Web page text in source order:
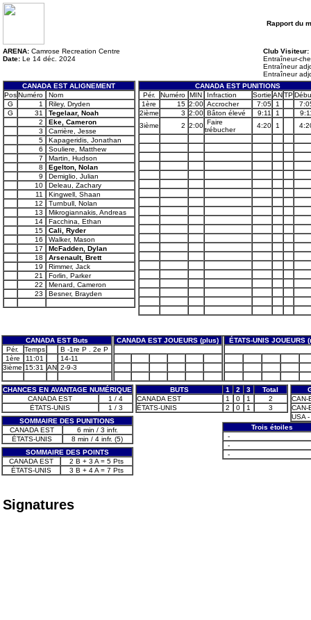
Rapport du
ARENA: Camrose Recreation Centre
Date: Le 14 déc. 2024
Club Visiteur:
Entraîneur-
Entraîneur
Entraîneur
CANADA EST ALIGNEMENT
PosNuméro
Nom
G
1
Riley, Dryden
G
31
Tegelaar, Noah
2
Eke, Cameron
3
Carrière, Jesse
5
Kapageridis, Jonathan
6
Souliere, Matthew
7
Martin, Hudson
8
Egelton, Nolan
9
Demiglio, Julian
10
Deleau, Zachary
11
Kingwell, Shaan
12
Turnbull, Nolan
13
Mikrogiannakis, Andreas
14
Facchina, Ethan
15
Cali, Ryder
16
Walker, Mason
17
McFadden, Dylan
18
Arsenault, Brett
19
Rimmer, Jack
21
Forlin, Parker
22
Menard, Cameron
23
Besner, Brayden
CANADA EST PUNITIONS
Pér.
Numéro MIN Infraction Sortie ANTP
1ère
15 2:00 Accrocher 7:05 1
2ième
3 2:00 Bâton élevé 9:11 1
3ième
2 2:00 Faire
trébucher
4:20 1
CANADA EST Buts CANADA EST JOUEURS (plus)
ÉTATS-UNIS JOUEURS
Pér.
Temps
B -1re P . 2e P
1ère
11:01
14-11
3ième 15:31 AN 2-9-3
CHANCES EN AVANTAGE NUMÉRIQUE
CANADA EST
1 / 4
ÉTATS-UNIS
1 / 3
SOMMAIRE DES PUNITIONS
CANADA EST
6 min / 3 infr.
ÉTATS-UNIS
8 min / 4 infr. (5)
SOMMAIRE DES POINTS
CANADA EST
2 B + 3 A = 5 Pts
ÉTATS-UNIS
3 B + 4 A = 7 Pts
BUTS 1 2 3
Total
CANADA EST
1 0 1
2
ÉTATS-UNIS
2 0 1 3
CAN-
CAN-
USA
Trois étoiles
-
-
-
Signatures